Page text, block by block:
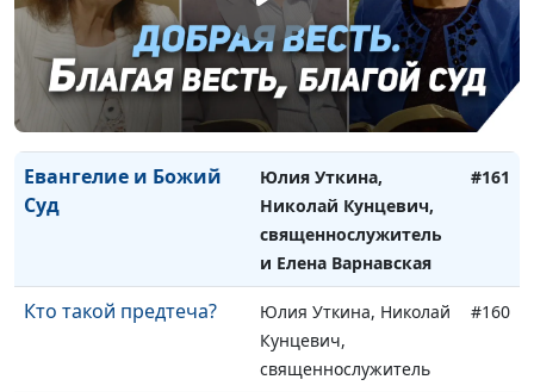
Что значит пребывать
в благодати Божьей
Юлия Уткина, Николай
Кунцевич,
священнослужитель и
Елена Варнавская
#162
Евангелие и Божий
Суд
Юлия Уткина,
Николай Кунцевич,
священнослужитель
и Елена Варнавская
#161
Кто такой предтеча?
Юлия Уткина, Николай
Кунцевич,
священнослужитель
#160